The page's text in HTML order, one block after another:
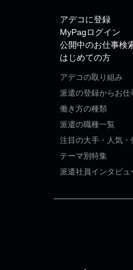
アデコに登録
MyPagログイン
公開中のお仕事検
はじめての方
アデコの取り組み
派遣の登録からお
働き方の種類
派遣の職種一覧
注目の大手・人気・
テーマ別特集
派遣社員インタビュ